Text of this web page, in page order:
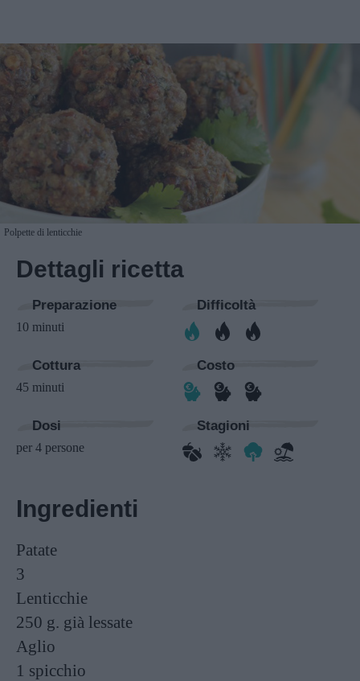
Polpette di lenticchie
Dettagli ricetta
Preparazione
10 minuti
Difficoltà
Cottura
45 minuti
Costo
Dosi
per 4 persone
Stagioni
Ingredienti
Patate
3
Lenticchie
250 g. già lessate
Aglio
1 spicchio